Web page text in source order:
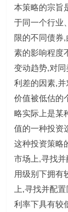
本策略的宗旨
于同一个行业
限的不同债券
素的影响程度
变动趋势,对
利差的因素,
价值被低估的
略实际上是某
值的一种投资
这种投资策略
市场上,寻找
用级别下拥有
上,寻找并配
利率下具有较